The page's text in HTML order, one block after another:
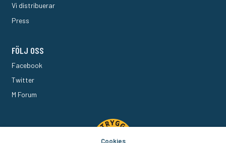
Vi distribuerar
Press
FÖLJ OSS
Facebook
Twitter
M Forum
Cookies